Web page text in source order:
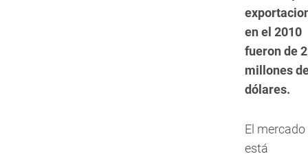
en el 2010
fueron de
millones
dólares.
El mercado
está